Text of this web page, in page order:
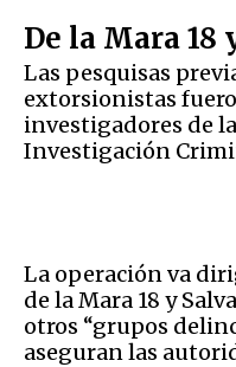
De la Mara 18
Las pesquisas
extorsionistas
investigadores de
Investigación
La operación va
de la Mara 18 y
otros “grupos
aseguran las